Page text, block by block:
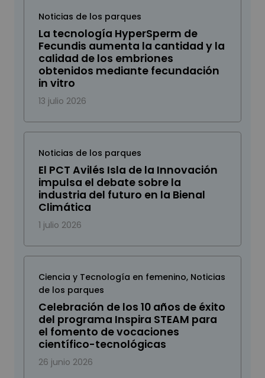
Noticias de los parques
La tecnología HyperSperm de
Fecundis aumenta la cantidad y la
calidad de los embriones
obtenidos mediante fecundación
in vitro
13 julio 2026
Noticias de los parques
El PCT Avilés Isla de la Innovación
impulsa el debate sobre la
industria del futuro en la Bienal
Climática
1 julio 2026
Ciencia y Tecnología en femenino, Noticias
de los parques
Celebración de los 10 años de éxito
del programa Inspira STEAM para
el fomento de vocaciones
científico-tecnológicas
26 junio 2026